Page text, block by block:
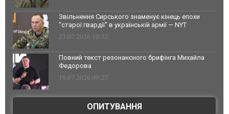
Звільнення Сирського знаменує кінець епохи
"старої гвардії" в українській армії — NYT
23.07.2026 10:32
Повний текст резонансного брифінга Михайла
Федорова
18.07.2026 09:27
ОПИТУВАННЯ